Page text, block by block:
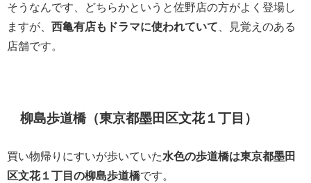
そうなんです、どちらかというと佐野店の方がよく登場し
ますが、 西亀有店もドラマに使われていて 、見覚えのある
店舗です。
柳島歩道橋（東京都墨田区文花１丁目）
買い物帰りにすいが歩いていた水色の歩道橋は東京都墨田
区文花１丁目の柳島歩道橋です。